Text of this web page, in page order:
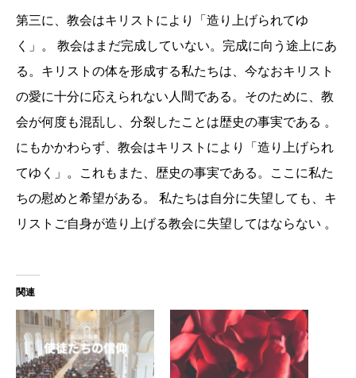
第三に、教会はキリストにより「造り上げられてゆ
く」。 教会はまだ完成していない。完成に向う途上にあ
る。キリストの体を形成する私たちは、今なおキリスト
の愛に十分に応えられない人間である。そのために、教
会が何度も混乱し、分裂したことは歴史の事実である 。
にもかかわらず、教会はキリストにより「造り上げられ
てゆく」。これもまた、歴史の事実である。ここに私た
ちの慰めと希望がある。 私たちは自分に失望しても、キ
リストご自身が造り上げる教会に失望してはならない 。
関連